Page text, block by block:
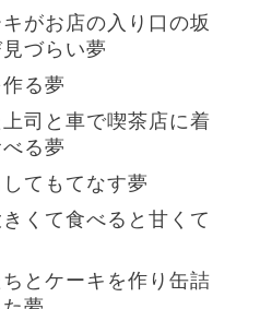
がお店の入り口の坂
づらい夢
る夢
司と車で喫茶店に着
る夢
てもてなす夢
くて食べると甘くて
とケーキを作り缶詰